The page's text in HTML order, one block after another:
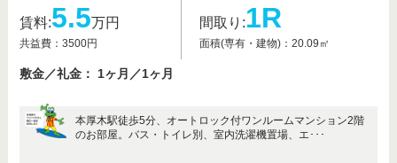
賃料:5.5万円
共益費：3500円
間取り:1R
面積(専有・建物)：20.09㎡
敷金／礼金： 1ヶ月／1ヶ月
本厚木駅徒歩5分、オートロック付ワンルームマンション2階
のお部屋。バス・トイレ別、室内洗濯機置場、エ･･･